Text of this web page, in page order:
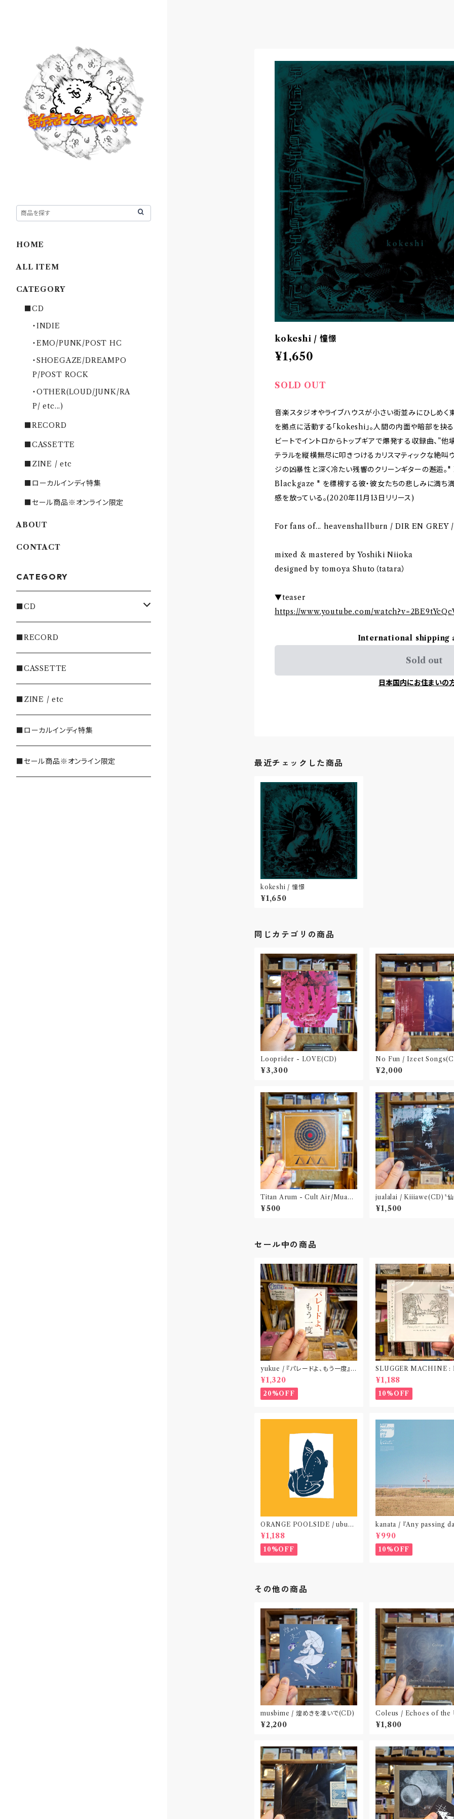
kokeshi / 憧憬
¥1,650
SOLD OUT
音楽スタジオやライブハウスが小さい街並みにひしめく
を拠点に活動する「kokeshi」。人間の内面や暗部を抉
ビートでイントロからトップギアで爆発する収録曲、”
テラルを縦横無尽に叩きつけるカリスマティックな絶叫
ジの凶暴性と深く冷たい残響のクリーンギターの邂
Blackgaze " を標榜する彼・彼女たちの悲しみに満ち
感を放っている。(2020年11月13日リリース)
For fans of... heavenshallburn / DIR EN GREY
mixed & mastered by Yoshiki Niioka
designed by tomoya Shuto（tatara）
▼teaser
https://www.youtube.com/
International shipping
Sold out
日本国内にお住まいの
最近チェックした商品
kokeshi / 憧憬
¥1,650
同じカテゴリの商品
Looprider - LOVE(CD)
¥3,300
No Fun / Izeet
都〟
¥2,000
Titan Arum - Cult Air/Muang
(CD-R)
¥500
jualalai / Kiiiawe(CD)〝仙
¥1,500
セール中の商品
yukue / 『パレードよ、もう一度』
(TAPE)
¥1,320
20%OFF
SLUGGER MACHINE :
CE OUT! / we die if we
t do “DIG”(SPLIT CD)〝
札幌〟
¥1,188
10%OFF
ORANGE POOLSIDE / ubu
(CD作品)〝神奈川・厚木〟
¥1,188
10%OFF
kanata / 『Any passing
P』(CD作品)〝東京〟
¥990
10%OFF
その他の商品
musbime / 煌めきを凌いで(CD)
¥2,200
Coleus / Echoes of the
en(CD)
¥1,800
HOME
ALL ITEM
CATEGORY
■CD
・INDIE
・EMO/PUNK/POST HC
・SHOEGAZE/DREAMPO
P/POST ROCK
・OTHER(LOUD/JUNK/RA
P/ etc...)
■RECORD
■CASSETTE
■ZINE / etc
■ローカルインディ特集
■セール商品※オンライン限定
ABOUT
CONTACT
CATEGORY
■CD
・INDIE
・EMO/PUNK/POST HC
・SHOEGAZE/DREAMPOP/POST
ROCK
・OTHER(LOUD/JUNK/RAP/ et
c...)
■RECORD
■CASSETTE
■ZINE / etc
■ローカルインディ特集
■セール商品※オンライン限定